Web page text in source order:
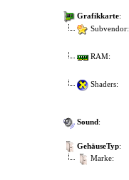
Grafikkarte:
Subvendor:
RAM:
Shaders:
Sound:
GehäuseTyp:
Marke: